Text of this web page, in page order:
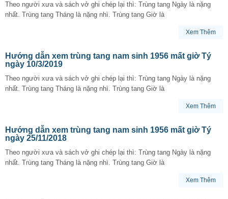
Theo người xưa và sách vở ghi chép lại thì: Trùng tang Ngày là nặng
nhất. Trùng tang Tháng là nặng nhì. Trùng tang Giờ là
Xem Thêm
Hướng dẫn xem trùng tang nam sinh 1956 mất giờ Tý
ngày 10/3/2019
Theo người xưa và sách vở ghi chép lại thì: Trùng tang Ngày là nặng
nhất. Trùng tang Tháng là nặng nhì. Trùng tang Giờ là
Xem Thêm
Hướng dẫn xem trùng tang nam sinh 1956 mất giờ Tý
ngày 25/11/2018
Theo người xưa và sách vở ghi chép lại thì: Trùng tang Ngày là nặng
nhất. Trùng tang Tháng là nặng nhì. Trùng tang Giờ là
Xem Thêm